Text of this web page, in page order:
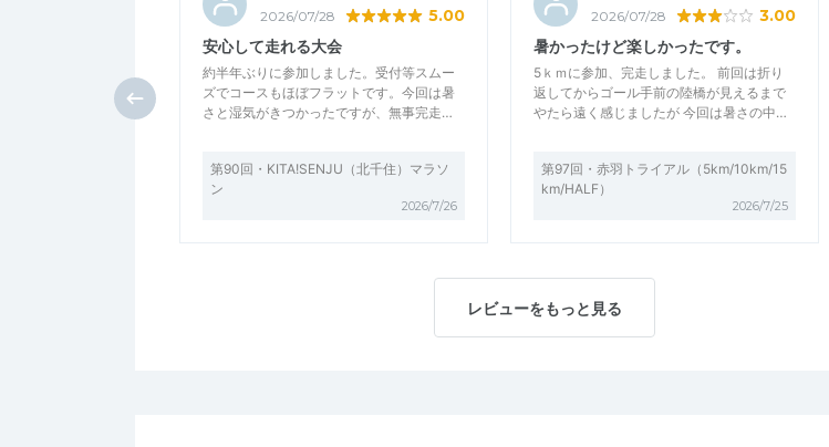
2026/07/28 5.00
安心して走れる大会
約半年ぶりに参加しました。受付等スムー
ズでコースもほぼフラットです。今回は暑
さと湿気がきつかったですが、無事完走…
第90回・KITA!SENJU（北千住）マラソ
ン
2026/7/26
2026/07/28 3.00
暑かったけど楽しかったです。
5ｋｍに参加、完走しました。 前回は折り
返してからゴール手前の陸橋が見えるまで
やたら遠く感じましたが 今回は暑さの中…
第97回・赤羽トライアル（5km/10km/15
km/HALF）
2026/7/25
レビューをもっと見る